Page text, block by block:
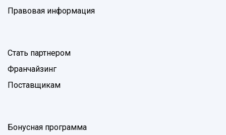
Правовая информация
Стать партнером
Франчайзинг
Поставщикам
Бонусная программа